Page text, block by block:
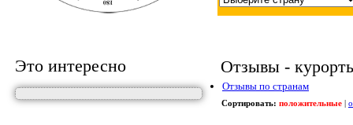
Это интересно Отзывы -
Отзывы по странам
Сортировать: положительные |